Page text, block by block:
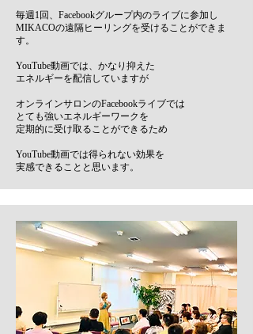
毎週1回、Facebookグループ内のライブに参加し
MIKACOの遠隔ヒーリングを受けることができま
す。
YouTube動画では、かなり抑えた
エネルギーを配信していますが
オンラインサロンのFacebookライブでは
とても強いエネルギーワークを
定期的に受け取ることができるため
YouTube動画では得られない効果を
実感できることと思います。